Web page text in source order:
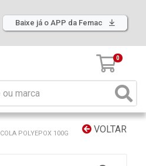
Baixe já o APP da Femac
0
VOLTAR
COLA POLYEPOX 100G